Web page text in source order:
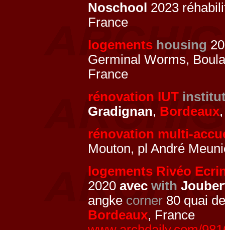
Noschool 2023
France
logements housing
Germinal Worms,
France
rénovation IUT
Gradignan, Bordeaux
rénovation multi-
Mouton, pl André
logements Rivéo
2020 avec with
angke corner 80 quai
Bordeaux, France